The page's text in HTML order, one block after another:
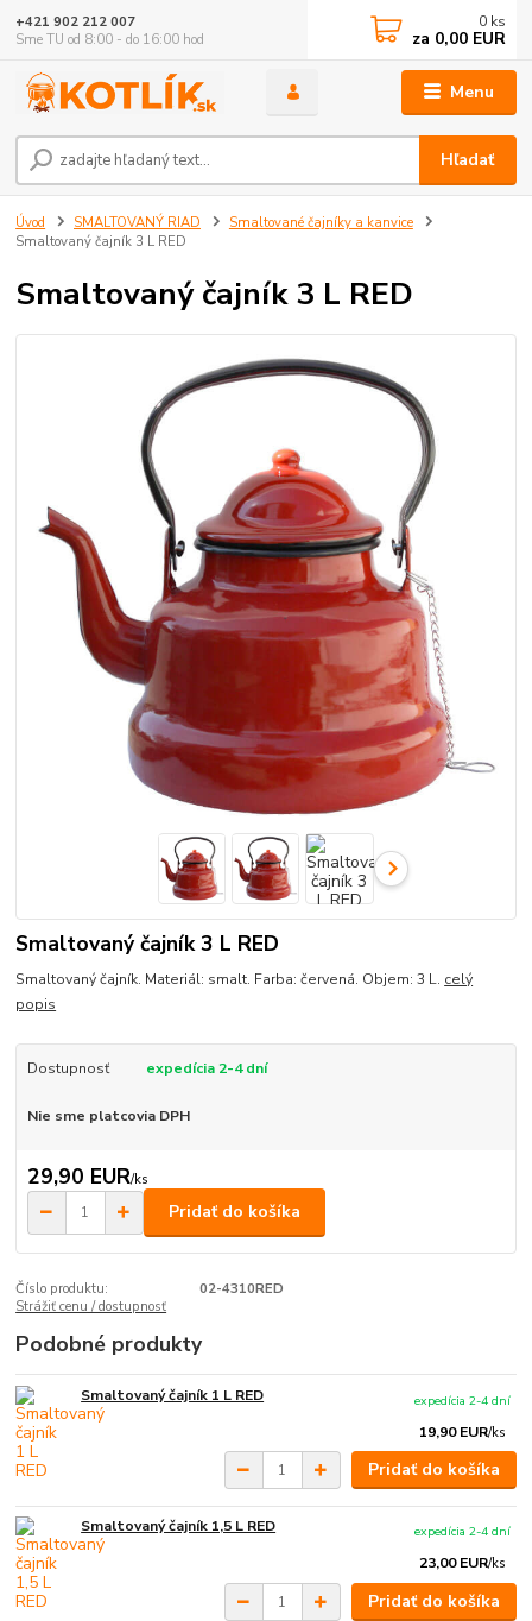
Menu
Hľadať
+421 902 212 007
Sme TU od 8:00 - do 16:00 hod
0 ks
za 0,00 EUR
Úvod SMALTOVANÝ RIAD
Smaltované čajníky a kanvice
Smaltovaný čajník 3 L RED
Smaltovaný čajník 3 L RED
Smaltovaný čajník 3 L RED
Smaltovaný čajník. Materiál: smalt. Farba: červená. Objem: 3 L. celý
popis
Dostupnosť expedícia 2-4 dní
Nie sme platcovia DPH
29,90 EUR/ks
Pridať do košíka
Číslo produktu:
02-4310RED
Strážiť cenu / dostupnosť
Podobné produkty
Smaltovaný čajník 1 L RED
19,90 EUR/ks
expedícia 2-4 dní
Pridať do košíka
Smaltovaný čajník 1,5 L RED
23,00 EUR/ks
expedícia 2-4 dní
Pridať do košíka